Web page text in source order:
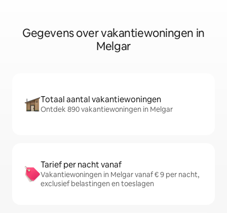
Gegevens over vakantiewoningen in
Melgar
Totaal aantal vakantiewoningen
Ontdek 890 vakantiewoningen in Melgar
Tarief per nacht vanaf
Vakantiewoningen in Melgar vanaf € 9 per nacht,
exclusief belastingen en toeslagen